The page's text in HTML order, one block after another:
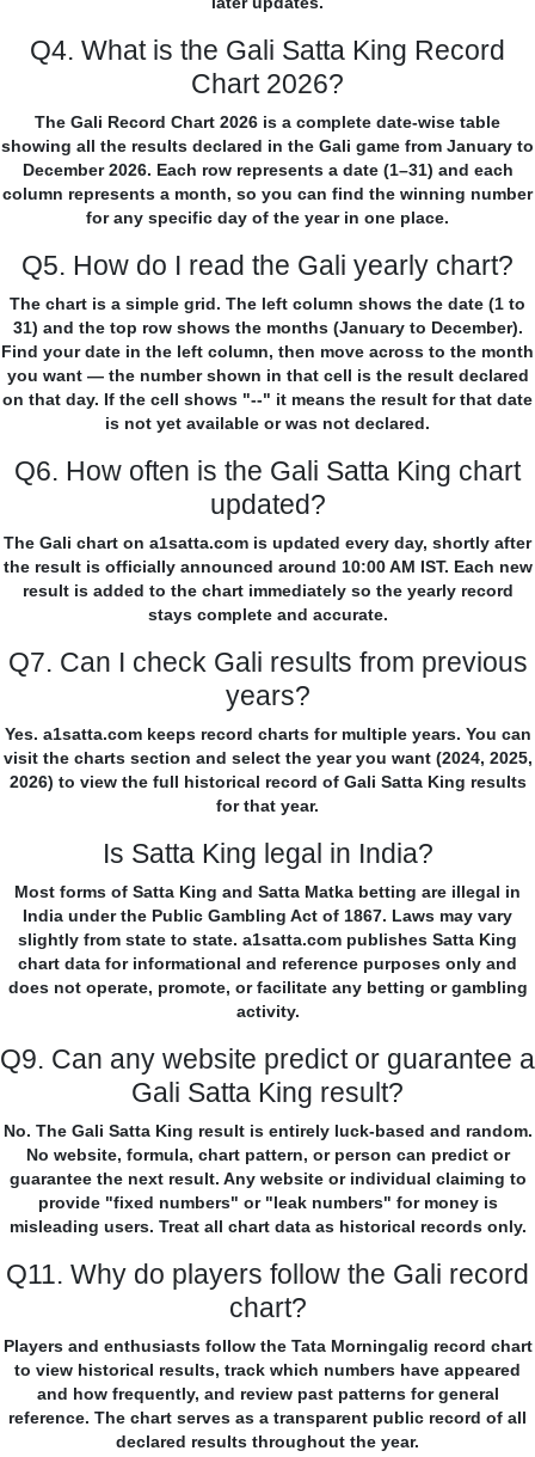
Q4. What is the Gali Satta King Record
Chart 2026?
The Gali Record Chart 2026 is a complete date-wise table
showing all the results declared in the Gali game from January to
December 2026. Each row represents a date (1–31) and each
column represents a month, so you can find the winning number
for any specific day of the year in one place.
Q5. How do I read the Gali yearly chart?
The chart is a simple grid. The left column shows the date (1 to
31) and the top row shows the months (January to December).
Find your date in the left column, then move across to the month
you want — the number shown in that cell is the result declared
on that day. If the cell shows "--" it means the result for that date
is not yet available or was not declared.
Q6. How often is the Gali Satta King chart
updated?
The Gali chart on a1satta.com is updated every day, shortly after
the result is officially announced around 10:00 AM IST. Each new
result is added to the chart immediately so the yearly record
stays complete and accurate.
Q7. Can I check Gali results from previous
years?
Yes. a1satta.com keeps record charts for multiple years. You can
visit the charts section and select the year you want (2024, 2025,
2026) to view the full historical record of Gali Satta King results
for that year.
Is Satta King legal in India?
Most forms of Satta King and Satta Matka betting are illegal in
India under the Public Gambling Act of 1867. Laws may vary
slightly from state to state. a1satta.com publishes Satta King
chart data for informational and reference purposes only and
does not operate, promote, or facilitate any betting or gambling
activity.
Q9. Can any website predict or guarantee a
Gali Satta King result?
No. The Gali Satta King result is entirely luck-based and random.
No website, formula, chart pattern, or person can predict or
guarantee the next result. Any website or individual claiming to
provide "fixed numbers" or "leak numbers" for money is
misleading users. Treat all chart data as historical records only.
Q11. Why do players follow the Gali record
chart?
Players and enthusiasts follow the Tata Morningalig record chart
to view historical results, track which numbers have appeared
and how frequently, and review past patterns for general
reference. The chart serves as a transparent public record of all
declared results throughout the year.